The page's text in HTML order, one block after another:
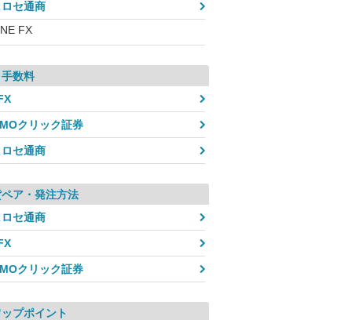
ロセ通商
FX
数料
クリック証券
ロセ通商
ア・発注方法
ロセ通商
クリック証券
ップポイント